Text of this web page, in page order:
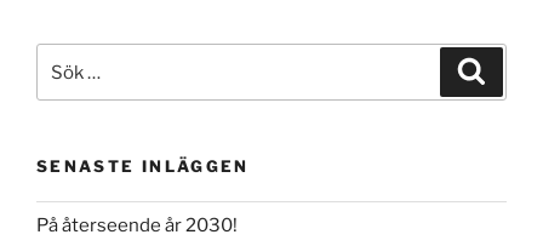
efter:
SENASTE INLÄGGEN
På återseende år 2030!